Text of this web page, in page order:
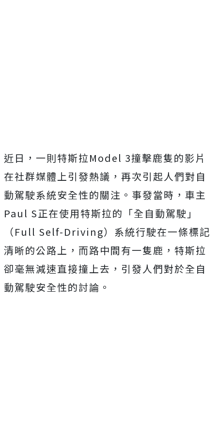
近日，一則特斯拉Model 3撞擊鹿隻的影片
在社群媒體上引發熱議，再次引起人們對自
動駕駛系統安全性的關注。事發當時，車主
Paul S正在使用特斯拉的「全自動駕駛」
（Full Self-Driving）系統行駛在一條標記
清晰的公路上，而路中間有一隻鹿，特斯拉
卻毫無減速直接撞上去，引發人們對於全自
動駕駛安全性的討論。